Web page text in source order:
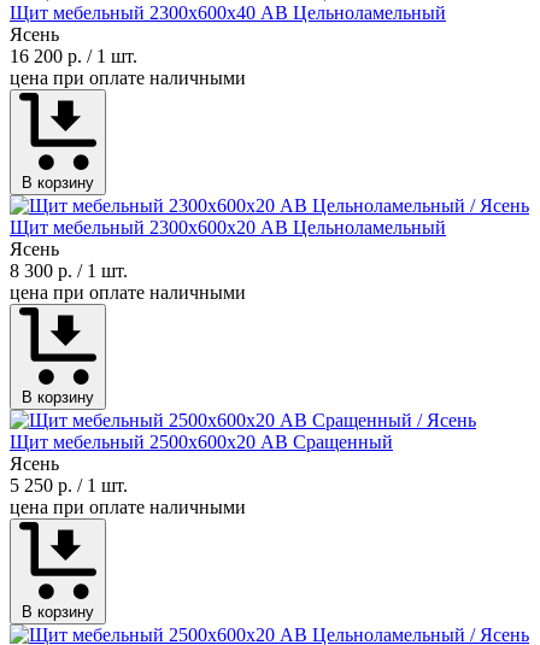
Щит мебельный 2300х600х40 АВ Цельноламельный
Ясень
16 200 р. / 1 шт.
цена при оплате наличными
В корзину
Щит мебельный 2300х600х20 АВ Цельноламельный
Ясень
8 300 р. / 1 шт.
цена при оплате наличными
В корзину
Щит мебельный 2500х600х20 АВ Сращенный
Ясень
5 250 р. / 1 шт.
цена при оплате наличными
В корзину